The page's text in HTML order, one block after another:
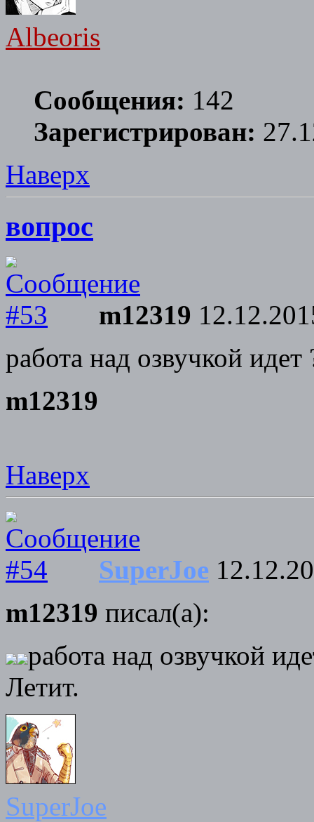
Albeoris
Сообщения: 142
Зарегистрирован:
Наверх
вопрос
m12319
работа над озвучкой идет
m12319
Наверх
SuperJoe
m12319 писал(а):
работа над озвучкой
Летит.
SuperJoe